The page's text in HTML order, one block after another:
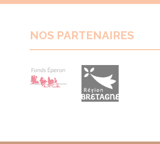
NOS PARTENAIRES